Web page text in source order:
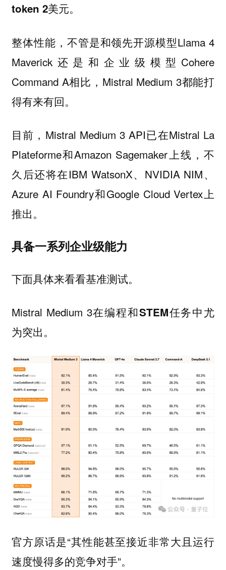
token 2美元。
整体性能，不管是和领先开源模型Llama 4
Maverick还是和企业级模型Cohere
Command A相比，Mistral Medium 3都能打
得有来有回。
目前，Mistral Medium 3 API已在Mistral La
Plateforme和Amazon Sagemaker上线，不
久后还将在IBM WatsonX、NVIDIA NIM、
Azure AI Foundry和Google Cloud Vertex上
推出。
具备一系列企业级能力
下面具体来看看基准测试。
Mistral Medium 3在编程和STEM任务中尤
为突出。
官方原话是“其性能甚至接近非常大且运行
速度慢得多的竞争对手”。